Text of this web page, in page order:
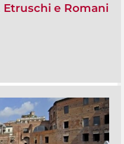
Etruschi e Romani